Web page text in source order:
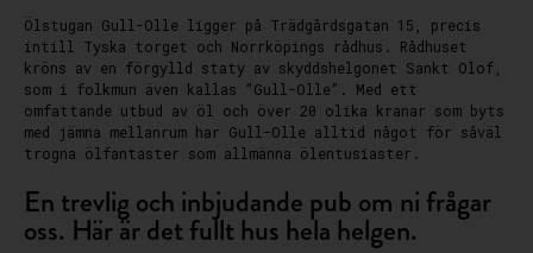
Ölstugan Gull-Olle ligger på Trädgårdsgatan 15, precis
intill Tyska torget och Norrköpings rådhus. Rådhuset
kröns av en förgylld staty av skyddshelgonet Sankt Olof,
som i folkmun även kallas ”Gull-Olle”. Med ett
omfattande utbud av öl och över 20 olika kranar som byts
med jämna mellanrum har Gull-Olle alltid något för såväl
trogna ölfantaster som allmänna ölentusiaster.
En trevlig och inbjudande pub om ni frågar
oss. Här är det fullt hus hela helgen.